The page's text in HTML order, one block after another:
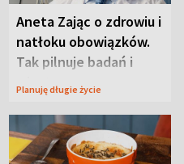
Aneta Zając o zdrowiu i
natłoku obowiązków.
Tak pilnuje badań i
wizyt
Planuję długie życie